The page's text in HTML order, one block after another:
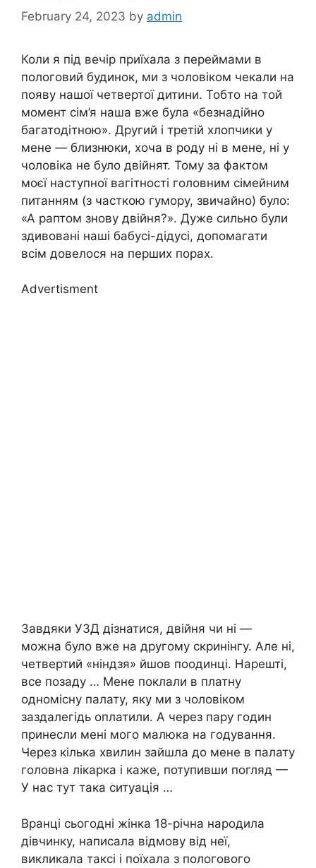
February 24, 2023 by admin
Коли я під вечір приїхала з переймами в
пологовий будинок, ми з чоловіком чекали на
появу нашої четвертої дитини. Тобто на той
момент сім’я наша вже була «безнадійно
багатодітною». Другий і третій хлопчики у
мене — близнюки, хоча в роду ні в мене, ні у
чоловіка не було двійнят. Тому за фактом
моєї наступної вагітності головним сімейним
питанням (з часткою гумору, звичайно) було:
«А раптом знову двійня?». Дуже сильно були
здивовані наші бабусі-дідусі, допомагати
всім довелося на перших порах.
Advertisment
Завдяки УЗД дізнатися, двійня чи ні —
можна було вже на другому скринінгу. Але ні,
четвертий «ніндзя» йшов поодинці. Нарешті,
все позаду … Мене поклали в платну
одномісну палату, яку ми з чоловіком
заздалегідь оплатили. А через пару годин
принесли мені мого малюка на годування.
Через кілька хвилин зайшла до мене в палату
головна лікарка і каже, потупивши погляд —
У нас тут така ситуація …
Вранці сьогодні жінка 18-річна народила
дівчинку, написала відмову від неї,
викликала таксі і поїхала з пологового